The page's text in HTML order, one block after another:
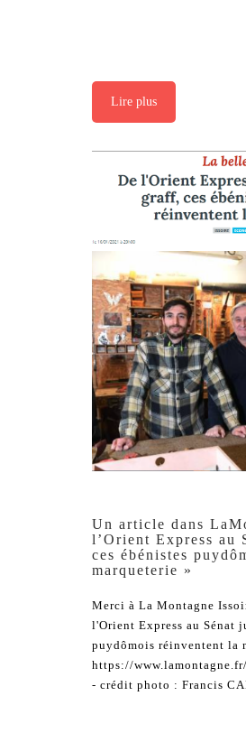
Lire plus
Un article dans
l’Orient Express au
ces ébénistes
marqueterie »
Merci à La Montagne
l'Orient Express au Sénat
puydômois réinventent la
https://
- crédit photo : Francis